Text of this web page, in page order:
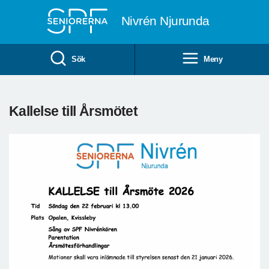
Nivrén Njurunda
Sök Meny
Kallelse till Årsmötet